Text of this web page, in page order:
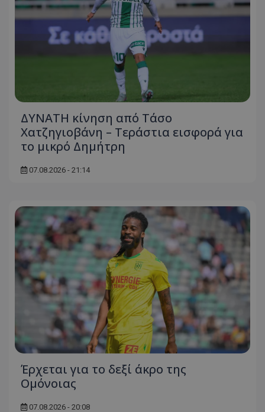
ΔΥΝΑΤΗ κίνηση από Τάσο
Χατζηγιοβάνη – Τεράστια εισφορά για
το μικρό Δημήτρη
07.08.2026 - 21:14
Έρχεται για το δεξί άκρο της
Ομόνοιας
07.08.2026 - 20:08